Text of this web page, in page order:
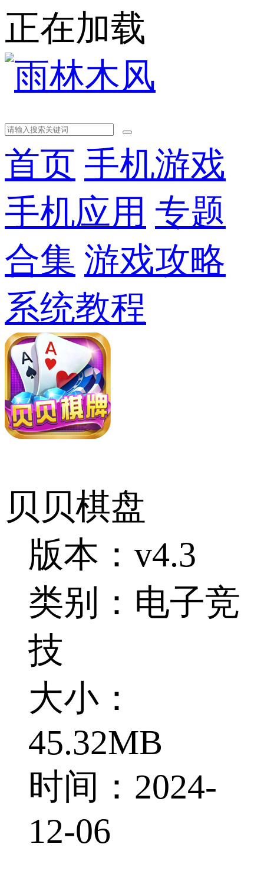
正在加载
首页 手机游戏
手机应用 专题
合集 游戏攻略
系统教程
贝贝棋盘
版本：v4.3
类别：电子竞
技
大小：
45.32MB
时间：2024-
12-06